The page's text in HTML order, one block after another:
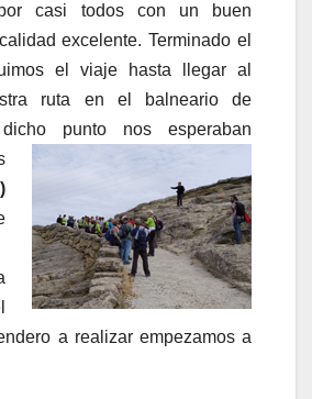
casi todos con un buen
excelente. Terminado el
el viaje hasta llegar al
ruta en el balneario de
punto nos esperaban
a realizar empezamos a